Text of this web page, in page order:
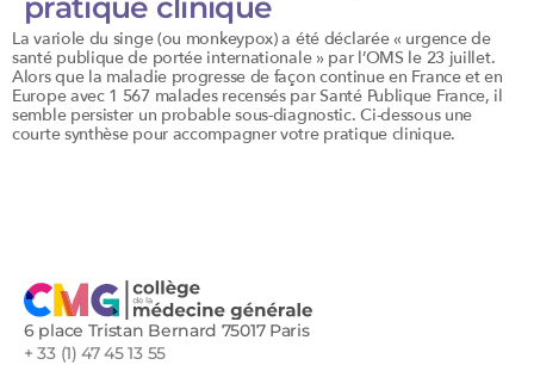
pratique clinique
La variole du singe (ou monkeypox) a été déclarée « urgence de
santé publique de portée internationale » par l’OMS le 23 juillet.
Alors que la maladie progresse de façon continue en France et en
Europe avec 1 567 malades recensés par Santé Publique France, il
semble persister un probable sous-diagnostic. Ci-dessous une
courte synthèse pour accompagner votre pratique clinique.
6 place Tristan Bernard 75017 Paris
+ 33 (1) 47 45 13 55